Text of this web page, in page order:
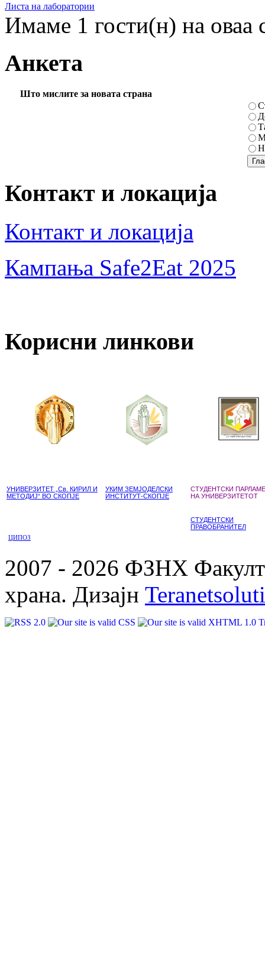
Листа на лаборатории
Имаме 1 гости(н) на оваа
Анкета
Што мислите за новата страна
Контакт и локација
Контакт и локација
Кампања Safe2Eat 2025
Корисни линкови
УНИВЕРЗИТЕТ „Св. КИРИЛ И
МЕТОДИЈ“ ВО СКОПЈЕ
УКИМ ЗЕМЈОДЕЛСКИ
ИНСТИТУТ-СКОПЈЕ
СТУДЕНТСКИ
НА УНИВЕРЗИТЕТОТ
СТУДЕНТСКИ
ПРАВОБРАНИТЕЛ
ЦИПОЗ
2007 - 2026 ФЗНХ
храна. Дизајн